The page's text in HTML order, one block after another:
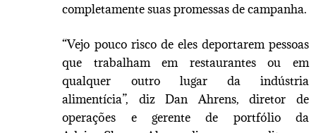
completamente suas promessas de campanha.
“Vejo pouco risco de eles deportarem pessoas
que trabalham em restaurantes ou em
qualquer outro lugar da indústria
alimentícia”, diz Dan Ahrens, diretor de
operações e gerente de portfólio da